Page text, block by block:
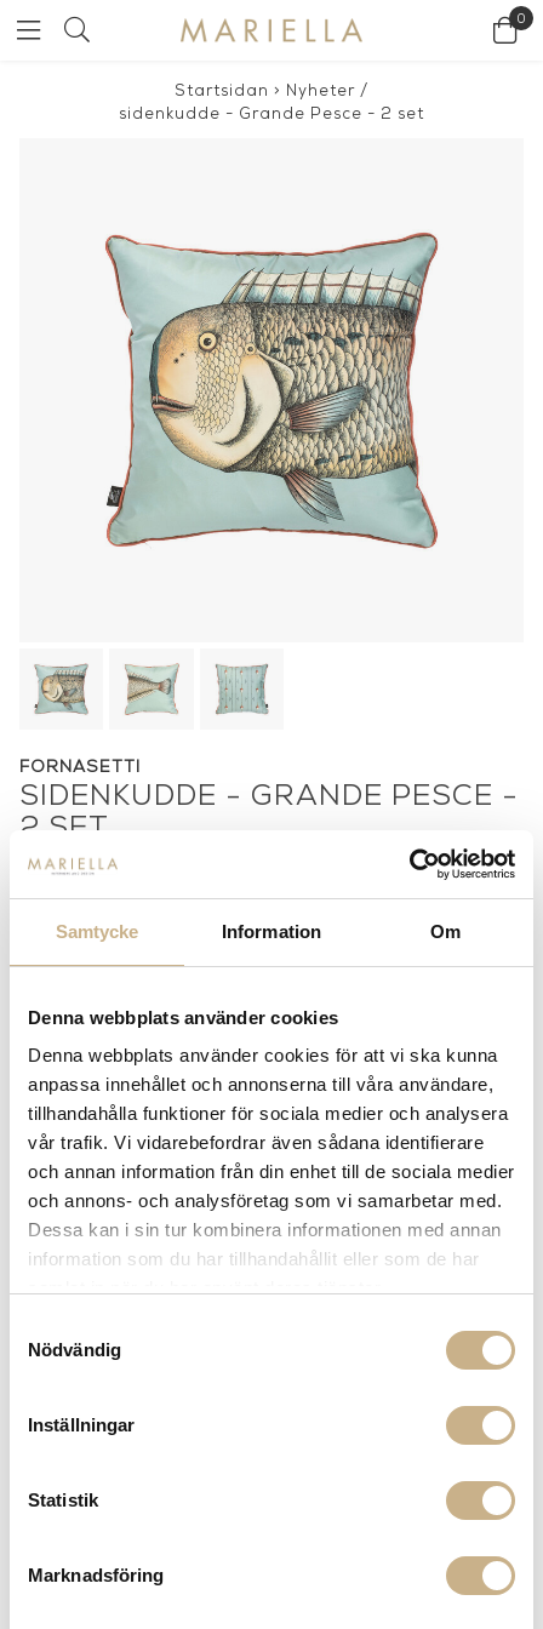
Samtycke Information Om
Denna webbplats använder cookies
Denna webbplats använder cookies för att vi ska kunna
anpassa innehållet och annonserna till våra användare,
tillhandahålla funktioner för sociala medier och analysera
vår trafik. Vi vidarebefordrar även sådana identifierare
och annan information från din enhet till de sociala medier
och annons- och analysföretag som vi samarbetar med.
Dessa kan i sin tur kombinera informationen med annan
information som du har tillhandahållit eller som de har
Nödvändig
Inställningar
Statistik
Marknadsföring
0
Startsidan > Nyheter /
sidenkudde - Grande Pesce - 2 set
FORNASETTI
SIDENKUDDE - GRANDE PESCE -
2 SET
6.500kr
Lagerstatus: I lager
14 dagars returrätt på lagervaror. Läs mer
Leverans inom 3-5 arbetsdagar på lagervaror
10% välkomstrabatt
när du registrerar dig för vårt
FRÅGA OSS OM PRODUKTEN
BESKRIVNING